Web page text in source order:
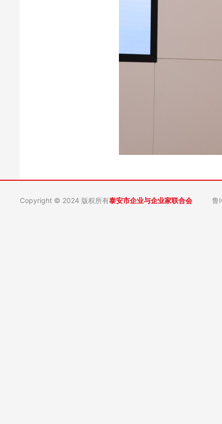
Copyright © 2024 版权所有泰安市企业与企业家联合会 鲁